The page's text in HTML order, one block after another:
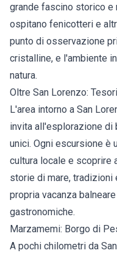
grande fascino storico e
ospitano fenicotteri e
punto di osservazione
cristalline, e l'ambiente
natura.
Oltre San Lorenzo:
L'area intorno a San
invita all'esplorazione di
unici. Ogni escursione è
cultura locale e scoprire
storie di mare, tradizioni
propria vacanza
gastronomiche.
Marzamemi: Borgo di
A pochi chilometri da